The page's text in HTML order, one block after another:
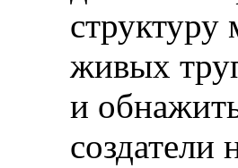
живых
и
создатели